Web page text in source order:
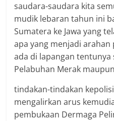
saudara-saudara kita
mudik lebaran tahun ini
Sumatera ke Jawa yang
apa yang menjadi
ada di lapangan
Pelabuhan Merak
tindakan-tindakan
mengalirkan arus
pembukaan Dermaga